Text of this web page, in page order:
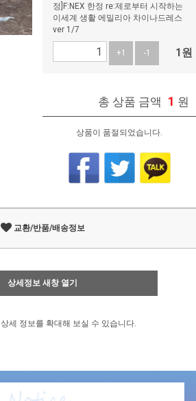
정]F:NEX 한정 re:제로부터 시작하는
이세계 생활 에밀리아 차이나드레스
ver 1/7
+1 -1 1 원
총 상품 금액 1 원
상품이 품절되었습니다.
교환/반품/배송정보
상세정보 새창 열기
상세 정보를 확대해 보실 수 있습니다.